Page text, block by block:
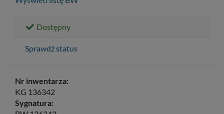
Dostępny
Sprawdź status
Nr inwentarza:
KG 136342
Sygnatura: